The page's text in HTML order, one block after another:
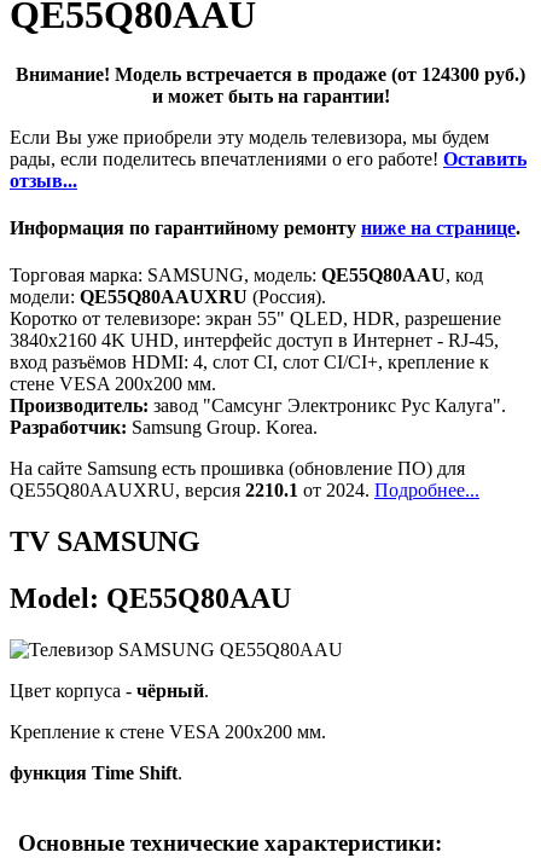
QE55Q80AAU
Внимание! Модель встречается в продаже (от 124300 руб.)
и может быть на гарантии!
Если Вы уже приобрели эту модель телевизора, мы будем
рады, если поделитесь впечатлениями о его работе! Оставить
отзыв...
Информация по гарантийному ремонту ниже на странице.
Торговая марка: SAMSUNG, модель: QE55Q80AAU, код
модели: QE55Q80AAUXRU (Россия).
Коротко от телевизоре: экран 55" QLED, HDR, разрешение
3840x2160 4K UHD, интерфейс доступ в Интернет - RJ-45,
вход разъёмов HDMI: 4, слот CI, слот CI/CI+, крепление к
стене VESA 200x200 мм.
Производитель: завод "Самсунг Электроникс Рус Калуга".
Разработчик: Samsung Group. Korea.
На сайте Samsung есть прошивка (обновление ПО) для
QE55Q80AAUXRU, версия 2210.1 от 2024. Подробнее...
TV SAMSUNG
Model: QE55Q80AAU
Цвет корпуса - чёрный.
Крепление к стене VESA 200x200 мм.
функция Time Shift.
Основные технические характеристики: